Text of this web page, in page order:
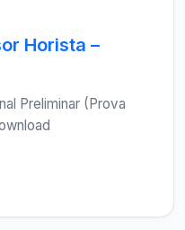
Horista –
Preliminar (Prova